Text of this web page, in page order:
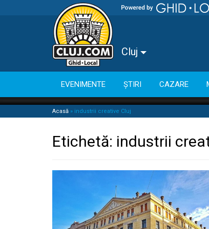
Cluj
EVENIMENTE ȘTIRI CAZARE
Acasă » industrii creative Cluj
Etichetă: industrii